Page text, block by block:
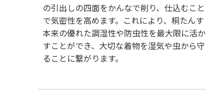
の引出しの四面をかんなで削り、仕込むこと
で気密性を高めます。これにより、桐たんす
本来の優れた調湿性や防虫性を最大限に活か
すことができ、大切な着物を湿気や虫から守
ることに繋がります。